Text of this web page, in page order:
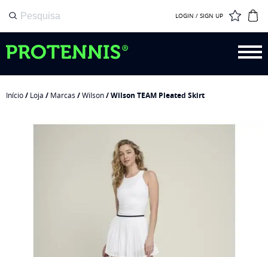
LOGIN / SIGN UP
Início/ Loja / Marcas /Wilson/ Wilson TEAM Pleated Skirt